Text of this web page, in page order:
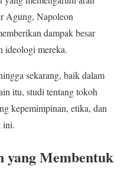
Agung, Napoleon
dampak besar
ideologi mereka.
sekarang, baik dalam
itu, studi tentang tokoh
kepemimpinan, etika, dan
ini.
yang Membentuk